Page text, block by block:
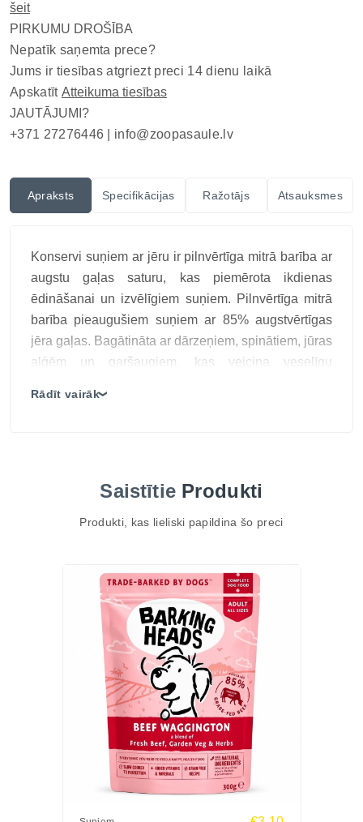
šeit
PIRKUMU DROŠĪBA
Nepatīk saņemta prece?
Jums ir tiesības atgriezt preci 14 dienu laikā
Apskatīt Atteikuma tiesības
JAUTĀJUMI?
+371 27276446 | info@zoopasaule.lv
Apraksts Specifikācijas Ražotājs Atsauksmes
Konservi suņiem ar jēru ir pilnvērtīga mitrā barība ar
augstu gaļas saturu, kas piemērota ikdienas
ēdināšanai un izvēlīgiem suņiem. Pilnvērtīga mitrā
barība pieaugušiem suņiem ar 85% augstvērtīgas
jēra gaļas. Bagātināta ar dārzeņiem, spinātiem, jūras
aļģēm un garšaugiem, kas veicina veselīgu
proteīna avots
piparmētru, lucernu
apmatojumam
Bez mākslīgām krāsvielām, konservantiem un
aromatizētājiem
Bagātināts ar vitamīniem un minerālvielām
85% jēra gaļas (60% svaiga jēra gaļa, 25% jēra
buljons), saldie kartupeļi, spināti, cukīni, zirņi,
saulespuķu eļļa, laša eļļa, jūras aļģes, lucerna,
pētersīļi, kurkuma, anīss, piparmētra, grieķu
sieramoliņa sēklas, minerālvielas
Analītiskās sastāvdaļas:
Rādīt vairāk❯
Saistītie Produkti
Produkti, kas lieliski papildina šo preci